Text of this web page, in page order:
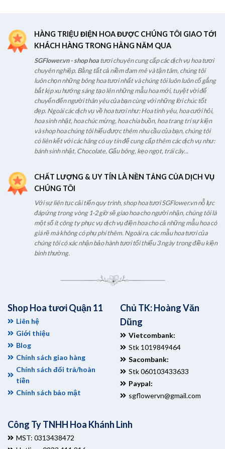
HÀNG TRIỆU ĐIỆN HOA ĐƯỢC CHÚNG TÔI GIAO TỚI
KHÁCH HÀNG TRONG HẰNG NĂM QUA
SGFlower.vn - shop hoatươi chuyên cung cấp các dịch vụ hoa tươi
chuyên nghiệp. Bằng tất cả niềm đam mê và tận tâm, chúng tôi
luôn chọn những bông hoa tươi nhất và chúng tôi luôn luôn cố gắng
bắt kịp xu hướng sáng tạo lên những mẫu hoa mới, tuyệt vời để
chuyển đến người thân yêu của bạn cùng với những lời chúc tốt
đẹp. Ngoài các dịch vụ về hoa tươi như: Hoa tình yêu, hoa cưới hỏi,
hoa sinh nhật, hoa chúc mừng, hoa chia buồn, hoa trang trí sự kiện
và shop hoa chúng tôi hiểu được thêm nhu cầu của bạn, chúng tôi
có liên kết với các hãng có uy tín để cung cấp thêm các dịch vụ như:
bánh sinh nhật, Chocolate, Gấu bông, kẹo ngọt, trái cây...
CHẤT LƯỢNG & UY TÍN LÀ NỀN TẢNG CỦA DỊCH VỤ
CHÚNG TÔI
Với sự liên tục cải tiến quy trình, shop hoa tươi SGFlower.vn nỗ lực
đáp ứng trong vòng 1-2 giờ sẽ giao hoa cho người nhận, chúng tôi là
một số ít công ty phục vụ dịch vụ điện hoa cho cả những mẫu hoa có
giá rẽ mà không có phụ phí thêm. Ngoài ra, các mẫu hoa tươi của
chúng tôi có xác nhận bảo hành tươi tối thiểu 3 ngày trong điều kiện
bình thường.
Shop Hoa tươi Quận 11
Liên hệ
Giới thiệu
Blog
Chính sách giao hàng
Chính sách đổi trả/hoàn
tiền
Chính sách bảo mật
Chủ TK: Hoàng Văn
Dũng
Vietcombank:
Stk 1019849464
Sacombank:
Stk 060103433633
Paypal:
sgflowervn@gmail.com
Công Ty TNHH Hoa Khánh Linh
MST: 0313438472